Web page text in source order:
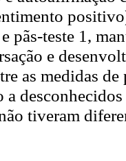
pãs-teste 1,
e
as medidas de
tiveram